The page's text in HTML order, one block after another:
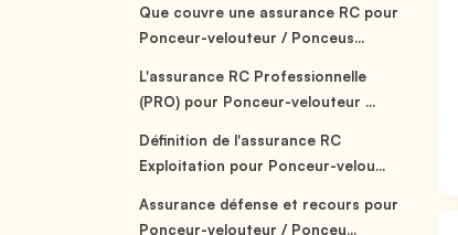
Que couvre une assurance RC pour
Ponceur-velouteur / Ponceus...
L'assurance RC Professionnelle
(PRO) pour Ponceur-velouteur ...
Définition de l'assurance RC
Exploitation pour Ponceur-velou...
Assurance défense et recours pour
Ponceur-velouteur / Ponceu...